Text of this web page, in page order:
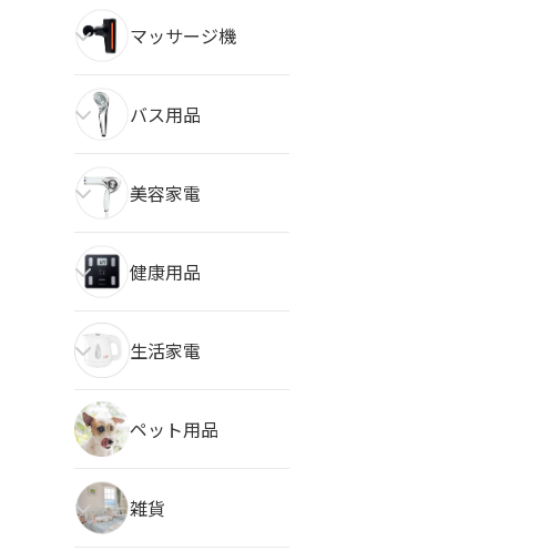
マッサージ機
バス用品
美容家電
健康用品
生活家電
ペット用品
雑貨